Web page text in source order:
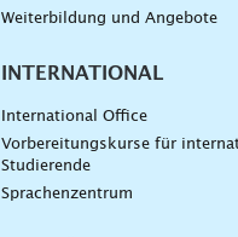
Weiterbildung und Angebote
INTERNATIONAL
International Office
Vorbereitungskurse für
Studierende
Sprachenzentrum